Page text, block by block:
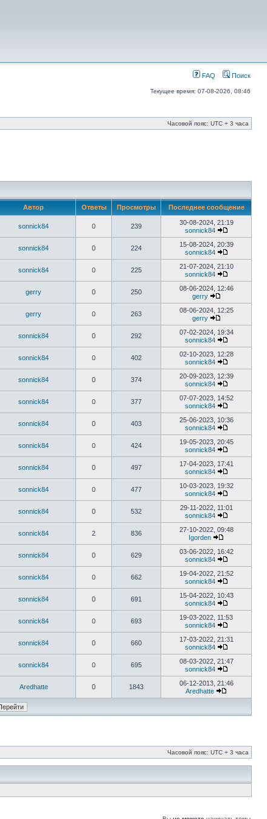
FAQ Поиск
Текущее время: 07-08-2026, 08:46
Часовой пояс: UTC + 3 часа
Автор Ответы Просмотры Последнее сообщение
sonnick84 0 239
30-08-2024, 21:19
sonnick84
sonnick84 0 224
15-08-2024, 20:39
sonnick84
sonnick84 0 225
21-07-2024, 21:10
sonnick84
gerry 0 250
08-06-2024, 12:46
gerry
gerry 0 263
08-06-2024, 12:25
gerry
sonnick84 0 292
07-02-2024, 19:34
sonnick84
sonnick84 0 402
02-10-2023, 12:28
sonnick84
sonnick84 0 374
20-09-2023, 12:39
sonnick84
sonnick84 0 377
07-07-2023, 14:52
sonnick84
sonnick84 0 403
25-06-2023, 10:36
sonnick84
sonnick84 0 424
19-05-2023, 20:45
sonnick84
sonnick84 0 497
17-04-2023, 17:41
sonnick84
sonnick84 0 477
10-03-2023, 19:32
sonnick84
sonnick84 0 532
29-11-2022, 11:01
sonnick84
sonnick84 2 836
27-10-2022, 09:48
Igorden
sonnick84 0 629
03-06-2022, 16:42
sonnick84
sonnick84 0 662
19-04-2022, 21:52
sonnick84
sonnick84 0 691
15-04-2022, 10:43
sonnick84
sonnick84 0 693
19-03-2022, 11:53
sonnick84
sonnick84 0 660
17-03-2022, 21:31
sonnick84
sonnick84 0 695
08-03-2022, 21:47
sonnick84
Aredhatte 0 1843
06-12-2013, 21:46
Aredhatte
Часовой пояс: UTC + 3 часа